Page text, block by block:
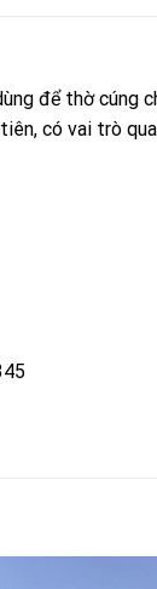
để thờ cúng
có vai trò